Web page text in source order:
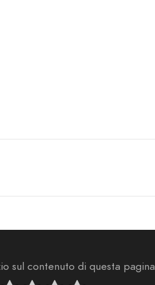
sul contenuto di questa pagina